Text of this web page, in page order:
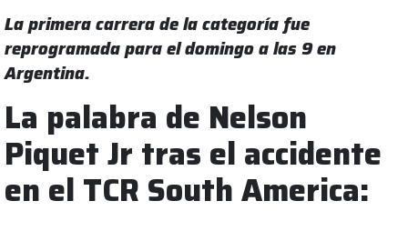
La primera carrera de la categoría fue
reprogramada para el domingo a las 9 en
Argentina.
La palabra de Nelson
Piquet Jr tras el accidente
en el TCR South America: